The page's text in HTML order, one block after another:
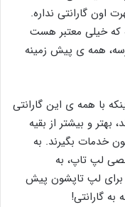
اون گارانتی نداره.
که خیلی معتبر هست
همه ی پیش زمینه
با همه ی این گارانتی
بهتر و بیشتر از بقیه
خدمات بگیرند. به
لپ تاپ، به
برای لپ تاپشون پیش
گارانتی!